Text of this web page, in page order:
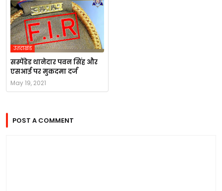
उतराखंड
सस्पेंडेड थानेदार पवन सिंह और
एसआई पर मुकदमा दर्ज
May 19, 2021
POST A COMMENT